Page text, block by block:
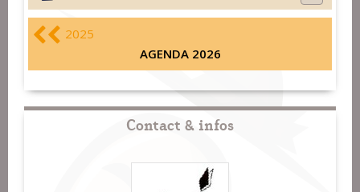
2025
AGENDA 2026
Contact & infos